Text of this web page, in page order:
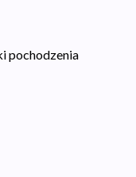
pochodzenia